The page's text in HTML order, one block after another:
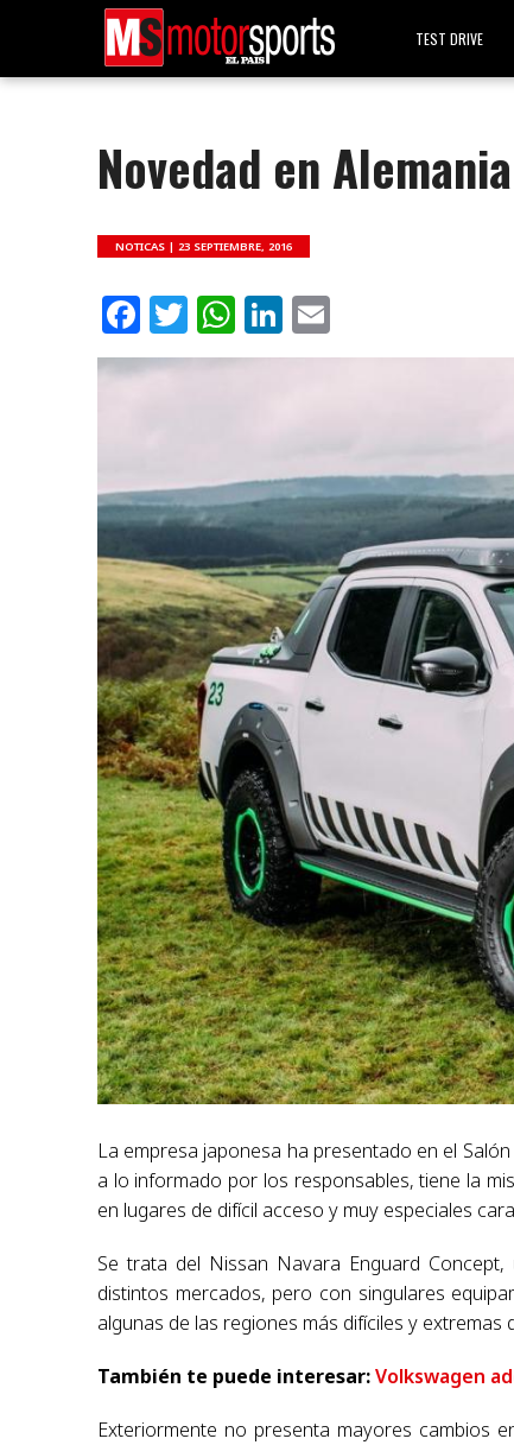
TEST DRIVE
Novedad en
NOTICAS |23 SEPTIEMBRE, 2016
Facebook
Twitter
WhatsApp
LinkedIn
La empresa japonesa ha presentado en el
a lo informado por los responsables, tiene la
en lugares de difícil acceso y muy especiales
Se trata del Nissan Navara Enguard
distintos mercados, pero con singulares
algunas de las regiones más difíciles y extremas
También te puede interesar:Volkswagen
Exteriormente no presenta mayores cambios